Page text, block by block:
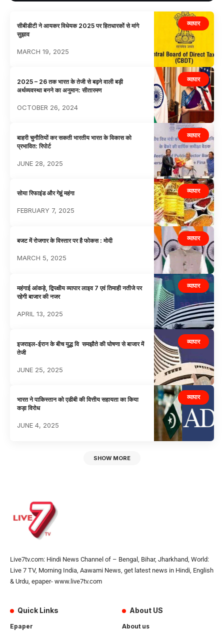
व्यापार
सीबीडीटी ने आयकर विधेयक 2025 पर हितधारकों से मांगे
सुझाव
MARCH 19, 2025
व्यापार
2025 – 26 तक भारत के तेजी से बढ़ने वाली बड़ी
अर्थव्यवस्था बनने का अनुमान: सीतारमण
OCTOBER 26, 2024
व्यापार
बाहरी चुनौतियों कर सकती भारतीय भारत के विकास को
प्रभावित: रिपोर्ट
JUNE 28, 2025
व्यापार
सोया रिफाइंड और गेहूं महंगा
FEBRUARY 7, 2025
व्यापार
बजट में रोजगार के विस्तार पर है फोकस : मोदी
MARCH 5, 2025
व्यापार
महंगाई आंकड़े, द्विपक्षीय व्यापार लाइव 7 एवं तिमाही नतीजे पर
रहेगी बाजार की नजर
APRIL 13, 2025
व्यापार
इजराइल-ईरान के बीच युद्ध वि समझौते की घोषणा से बाजार में
तेजी
JUNE 25, 2025
व्यापार
भारत ने पाकिस्तान को एडीबी की वित्तीय सहायता का किया
कड़ा विरोध
JUNE 4, 2025
SHOW MORE
Live7tv.com: Hindi News Channel of – Bengal, Bihar, Jharkhand, World:
Live 7 TV, Morning India, Aawami News, get latest news in Hindi, English
& Urdu, epaper- www.live7tv.com
Quick Links
Epaper
About US
About us